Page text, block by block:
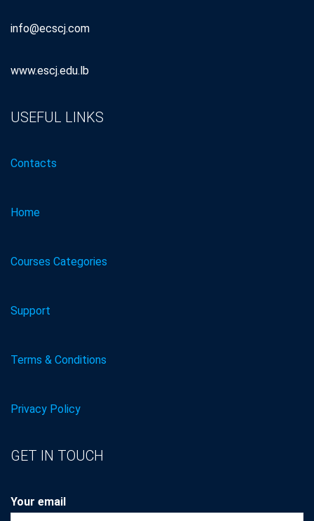
info@ecscj.com
www.escj.edu.lb
USEFUL LINKS
Contacts
Home
Courses Categories
Support
Terms & Conditions
Privacy Policy
GET IN TOUCH
Your email